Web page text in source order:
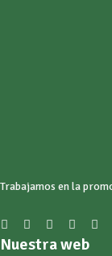
Trabajamos en la
Nuestra web